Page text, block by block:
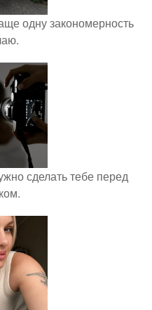
одну закономерность
сделать тебе перед